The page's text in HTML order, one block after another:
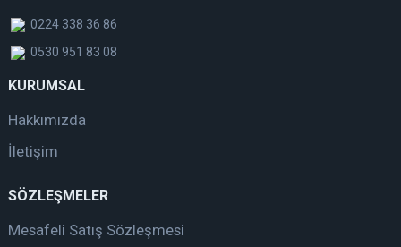
0224 338 36 86
0530 951 83 08
KURUMSAL
Hakkımızda
İletişim
SÖZLEŞMELER
Mesafeli Satış Sözleşmesi